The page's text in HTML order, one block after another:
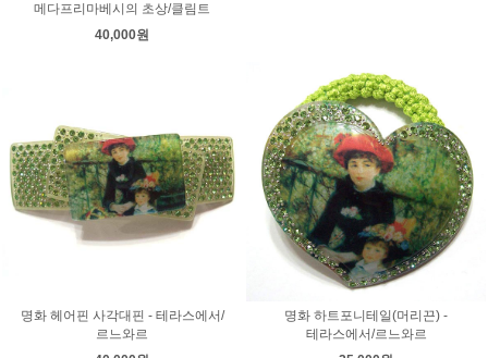
메다프리마베시의 초상/클림트
40,000원
명화 헤어핀 사각대핀 - 테라스에서/
르느와르
명화 하트포니테일(머리끈) -
테라스에서/르느와르